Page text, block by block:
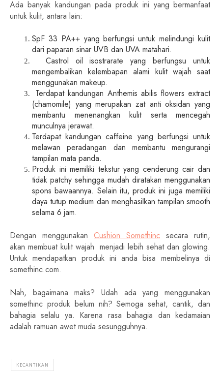
Ada banyak kandungan pada produk ini yang bermanfaat
untuk kulit, antara lain:
SpF 33 PA++ yang berfungsi untuk melindungi kulit
dari paparan sinar UVB dan UVA matahari.
Castrol oil isostrarate yang berfungsu untuk
mengembalikan kelembapan alami kulit wajah saat
menggunakan makeup.
Terdapat kandungan Anthemis abilis flowers extract
(chamomile) yang merupakan zat anti oksidan yang
membantu menenangkan kulit serta mencegah
munculnya jerawat.
Terdapat kandungan caffeine yang berfungsi untuk
melawan peradangan dan membantu mengurangi
tampilan mata panda.
Produk ini memiliki tekstur yang cenderung cair dan
tidak patchy sehingga mudah diratakan menggunakan
spons bawaannya. Selain itu, produk ini juga memiliki
daya tutup medium dan menghasilkan tampilan smooth
selama 6 jam.
Dengan menggunakan Cushion Somethinc secara rutin,
akan membuat kulit wajah menjadi lebih sehat dan glowing.
Untuk mendapatkan produk ini anda bisa membelinya di
somethinc.com.
Nah, bagaimana maks? Udah ada yang menggunakan
somethinc produk belum nih? Semoga sehat, cantik, dan
bahagia selalu ya. Karena rasa bahagia dan kedamaian
adalah ramuan awet muda sesungguhnya.
KECANTIKAN